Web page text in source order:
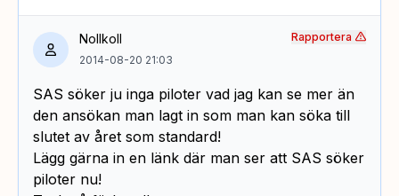
Nollkoll
2014-08-20 21:03
SAS söker ju inga piloter vad jag kan se mer än
den ansökan man lagt in som man kan söka till
slutet av året som standard!
Lägg gärna in en länk där man ser att SAS söker
piloter nu!
Rapportera